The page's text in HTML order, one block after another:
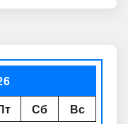
Сб
Вс